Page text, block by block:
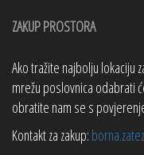
ZAKUP PROSTORA
Ako tražite najbolju lokaciju
mrežu poslovnica odabrati
obratite nam se s
Kontakt za zakup: